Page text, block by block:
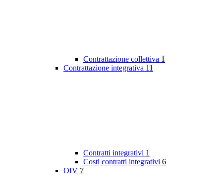
Contrattazione collettiva 1
Contrattazione integrativa 11
Contratti integrativi 1
Costi contratti integrativi 6
OIV 7